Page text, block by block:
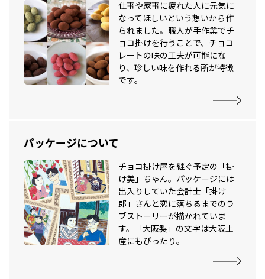
仕事や家事に疲れた人に元気に
なってほしいという想いから作
られました。職人が手作業でチ
ョコ掛けを行うことで、チョコ
レートの味の工夫が可能にな
り、珍しい味を作れる所が特徴
です。
パッケージについて
チョコ掛け屋を継ぐ予定の「掛
け美」ちゃん。パッケージには
出入りしていた会計士「掛け
郎」さんと恋に落ちるまでのラ
ブストーリーが描かれていま
す。「大阪製」の文字は大阪土
産にもぴったり。